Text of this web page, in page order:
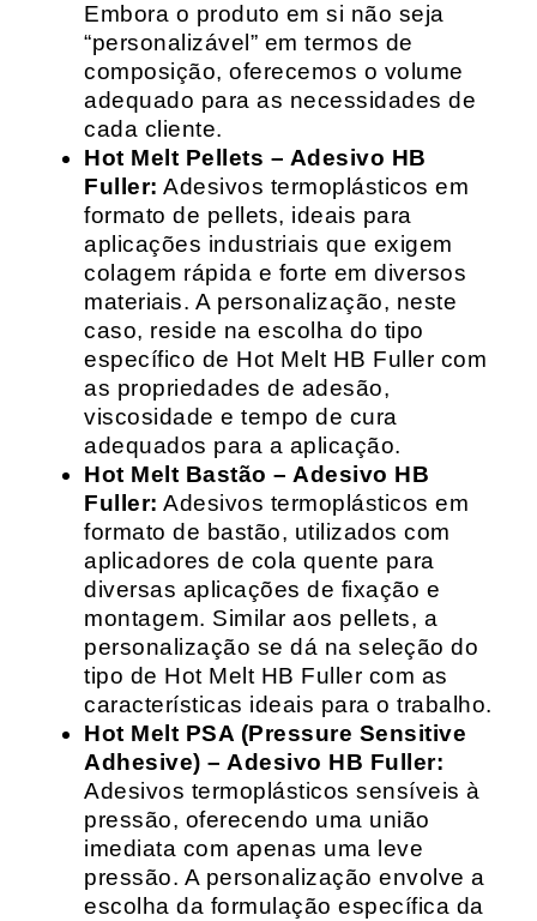
Embora o produto em si não seja
“personalizável” em termos de
composição, oferecemos o volume
adequado para as necessidades de
cada cliente.
Hot Melt Pellets – Adesivo HB
Fuller: Adesivos termoplásticos em
formato de pellets, ideais para
aplicações industriais que exigem
colagem rápida e forte em diversos
materiais. A personalização, neste
caso, reside na escolha do tipo
específico de Hot Melt HB Fuller com
as propriedades de adesão,
viscosidade e tempo de cura
adequados para a aplicação.
Hot Melt Bastão – Adesivo HB
Fuller: Adesivos termoplásticos em
formato de bastão, utilizados com
aplicadores de cola quente para
diversas aplicações de fixação e
montagem. Similar aos pellets, a
personalização se dá na seleção do
tipo de Hot Melt HB Fuller com as
características ideais para o trabalho.
Hot Melt PSA (Pressure Sensitive
Adhesive) – Adesivo HB Fuller:
Adesivos termoplásticos sensíveis à
pressão, oferecendo uma união
imediata com apenas uma leve
pressão. A personalização envolve a
escolha da formulação específica da